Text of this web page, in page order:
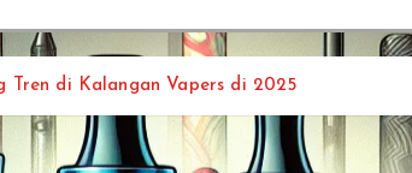
Tren di Kalangan Vapers di 2025